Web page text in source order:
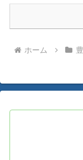
ホーム